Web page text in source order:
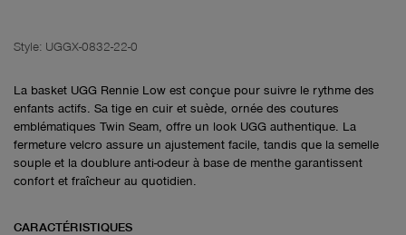
Style: UGGX-0832-22-0
La basket UGG Rennie Low est conçue pour suivre le rythme des
enfants actifs. Sa tige en cuir et suède, ornée des coutures
emblématiques Twin Seam, offre un look UGG authentique. La
fermeture velcro assure un ajustement facile, tandis que la semelle
souple et la doublure anti-odeur à base de menthe garantissent
confort et fraîcheur au quotidien.
CARACTÉRISTIQUES